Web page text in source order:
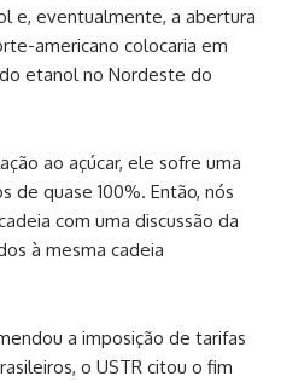
e, eventualmente, a abertura
americano colocaria em
etanol no Nordeste do
ao açúcar, ele sofre uma
de quase 100%. Então, nós
com uma discussão da
à mesma cadeia
a imposição de tarifas
o USTR citou o fim